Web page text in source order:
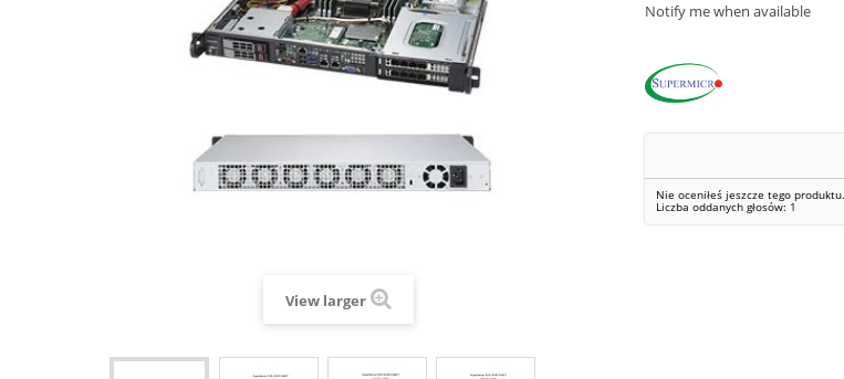
View larger
Notify me when available
Nie oceniłeś jeszcze tego produktu.
Liczba oddanych głosów: 1